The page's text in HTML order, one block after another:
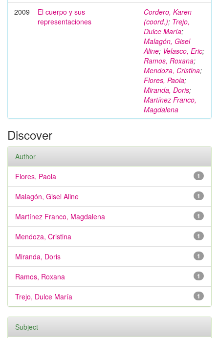
2009
El cuerpo y sus
representaciones
Cordero, Karen
(coord.); Trejo,
Dulce María;
Malagón, Gisel
Aline; Velasco, Eric;
Ramos, Roxana;
Mendoza, Cristina;
Flores, Paola;
Miranda, Doris;
Martínez Franco,
Magdalena
Discover
Author
1
Flores, Paola
1
Malagón, Gisel Aline
1
Martínez Franco, Magdalena
1
Mendoza, Cristina
1
Miranda, Doris
1
Ramos, Roxana
1
Trejo, Dulce María
Subject